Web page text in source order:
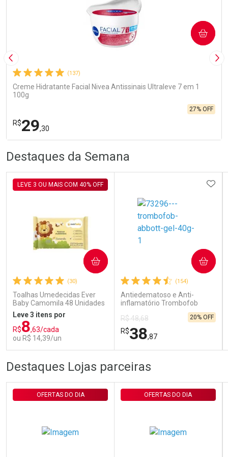
Imagem Anterior
(137)
Creme Hidratante Facial Nivea Antissinais Ultraleve 7 em 1
100g
R$29,30
27% OFF
COMPRAR
Laboratório
Ativar Desconto
Comprar sem Desconto
Por R$ 29,30/cada
Por Menos
Comprar sem Desconto
Por R$ 29,30/cada
Destaques da Semana
(30)
Toalhas Umedecidas Ever
Baby Camomila 48 Unidades
LEVE 3 OU MAIS COM 40% OFF
Leve 3 itens por
R$8,63/cada
ou R$ 14,39/un
COMPRAR
FECHAR
Laboratório
FECHAR
Por Menos
(154)
Antiedematoso e Anti-
inflamatório Trombofob
R$ 48,68
R$38,87
20% OFF
COMPRAR
Por Menos
Destaques Lojas parceiras
OFERTAS DO DIA OFERTAS DO DIA